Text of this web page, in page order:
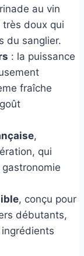
au vin
très doux qui
du sanglier.
: la puissance
fraîche
,
qui
, conçu pour
débutants,